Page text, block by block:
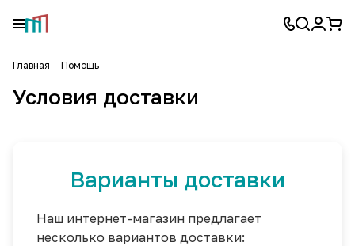
Главная Помощь
Условия доставки
Варианты доставки
Наш интернет-магазин предлагает
несколько вариантов доставки: